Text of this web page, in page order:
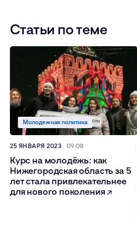
Статьи по теме
Курс на молодёжь: как
Нижегородская область за 5
лет стала привлекательнее
для нового поколения
Молодежная политика
25 ЯНВАРЯ 2023 09:08